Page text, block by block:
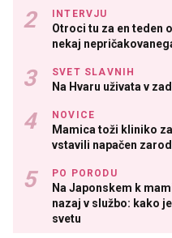
INTERVJU
Otroci tu za en teden
nekaj
SVET SLAVNIH
Na Hvaru uživata v
NOVICE
Mamica toži kliniko
vstavili napačen
PO PORODU
Na Japonskem k
nazaj v službo: kako
svetu